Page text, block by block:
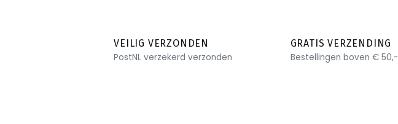
VEILIG VERZONDEN
PostNL verzekerd verzonden
GRATIS VERZENDING
Bestellingen boven € 50,-